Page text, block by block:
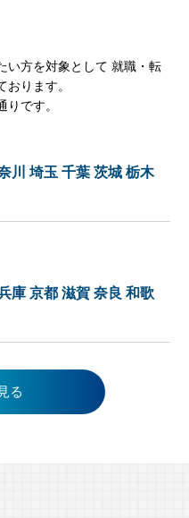
い方を対象として 就職・転
ります。
です。
川 埼玉 千葉 茨城 栃木
庫 京都 滋賀 奈良 和歌
る